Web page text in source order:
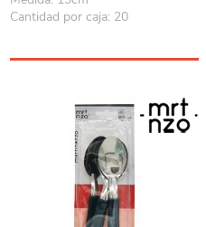
Cantidad por caja: 20